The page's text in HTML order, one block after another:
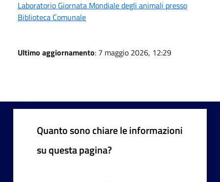
Laboratorio Giornata Mondiale degli animali presso
Biblioteca Comunale
Ultimo aggiornamento: 7 maggio 2026, 12:29
Quanto sono chiare le informazioni
su questa pagina?